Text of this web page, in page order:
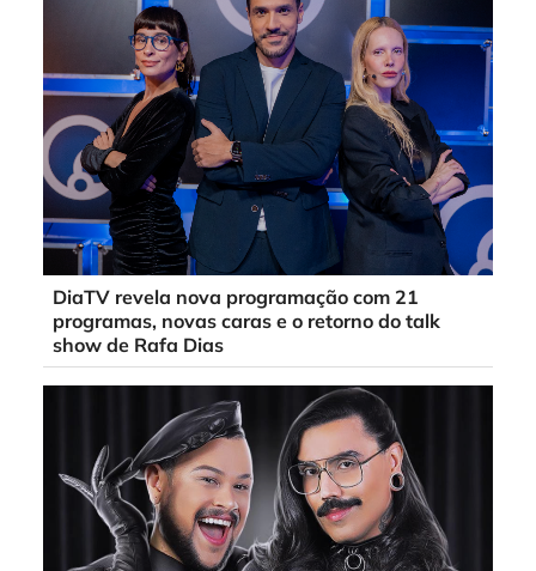
DiaTV revela nova programação com 21
programas, novas caras e o retorno do talk
show de Rafa Dias